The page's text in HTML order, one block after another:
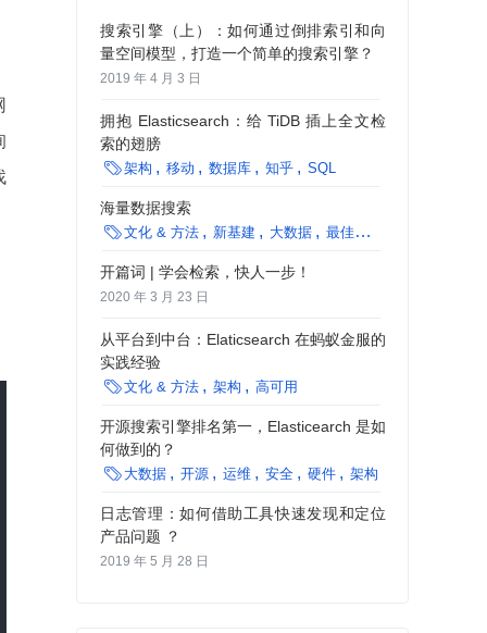
搜索引擎（上）：如何通过倒排索引和向
量空间模型，打造一个简单的搜索引擎？
2019 年 4 月 3 日
拥抱 Elasticsearch：给 TiDB 插上全文检
索的翅膀
架构 移动 数据库 知乎 SQL
海量数据搜索
文化 & 方法 新基建 大数据 最佳实践
开篇词 | 学会检索，快人一步！
2020 年 3 月 23 日
从平台到中台：Elaticsearch 在蚂蚁金服的
实践经验
文化 & 方法 架构 高可用
开源搜索引擎排名第一，Elasticearch 是如
何做到的？
 大数据 开源 运维 安全 硬件 架构
日志管理：如何借助工具快速发现和定位
产品问题 ？
2019 年 5 月 28 日